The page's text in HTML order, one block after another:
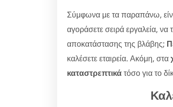
Σύμφωνα με τα παραπάνω,
αγοράσετε σειρά εργαλεία, να
αποκατάστασης της βλάβης;
καλέσετε εταιρεία. Ακόμη, στα
καταστρεπτικάτόσο για το